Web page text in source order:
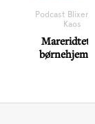
Podcast Blixen
Kaos
Mareridtet